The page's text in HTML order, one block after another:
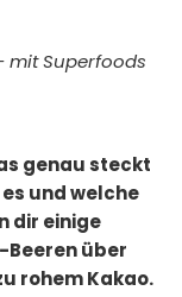
mit Superfoods
genau steckt
und welche
dir einige
Beeren über
rohem Kakao.